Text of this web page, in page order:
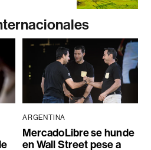
ARGENTINA
MercadoLibre se hunde
en Wall Street pese a